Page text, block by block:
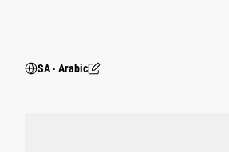
SA ‧ Arabic